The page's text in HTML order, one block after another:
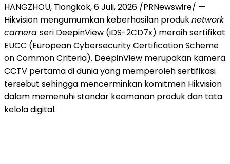
HANGZHOU, Tiongkok,6 Juli, 2026 /PRNewswire/ —
Hikvision mengumumkan keberhasilan produknetwork
camera seri DeepinView (iDS-2CD7x) meraih sertifikat
EUCC (European Cybersecurity Certification Scheme
on Common Criteria). DeepinView merupakan kamera
CCTV pertama di dunia yang memperoleh sertifikasi
tersebut sehingga mencerminkan komitmen Hikvision
dalam memenuhi standar keamanan produk dan tata
kelola digital.